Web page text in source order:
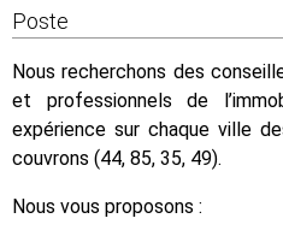
Poste
Nous recherchons des
et professionnels de
expérience sur chaque ville
couvrons (44, 85, 35, 49).
Nous vous proposons :